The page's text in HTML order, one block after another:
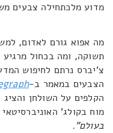
מדוע מלכתחילה צבעים
מה אפוא גורם לאדום,
תשוקה, ומה בכחול מרגיע
צ'יברס נרתם לחיפוש
הצבעים במאמר ב-
הקלפים על השולחן
מוח בקולג'
בעולם".